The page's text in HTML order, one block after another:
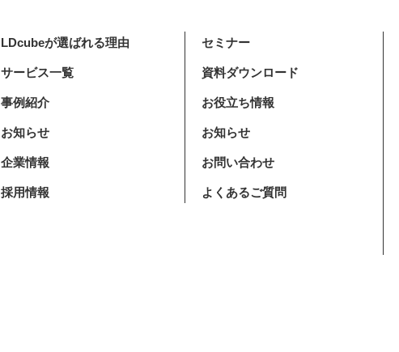
LDcubeが選ばれる理由
サービス一覧
事例紹介
お知らせ
企業情報
採用情報
セミナー
資料ダウンロード
お役立ち情報
お知らせ
お問い合わせ
よくあるご質問